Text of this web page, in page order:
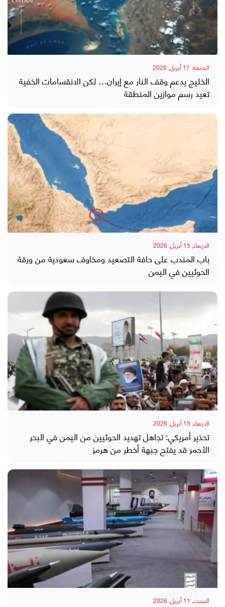
الجمعة, 17 أبريل, 2026
الخليج يدعم وقف النار مع إيران… لكن الانقسامات الخفية
تعيد رسم موازين المنطقة
الاربعاء, 15 أبريل, 2026
باب المندب على حافة التصعيد ومخاوف سعودية من ورقة
الحوثيين في اليمن
الاربعاء, 15 أبريل, 2026
تحذير أمريكي: تجاهل تهديد الحوثيين من اليمن في البحر
الأحمر قد يفتح جبهة أخطر من هرمز
السبت, 11 أبريل, 2026